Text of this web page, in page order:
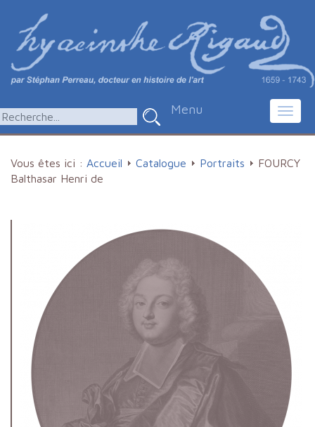
Menu
Vous êtes ici : Accueil Catalogue Portraits
FOURCY
Balthasar Henri de